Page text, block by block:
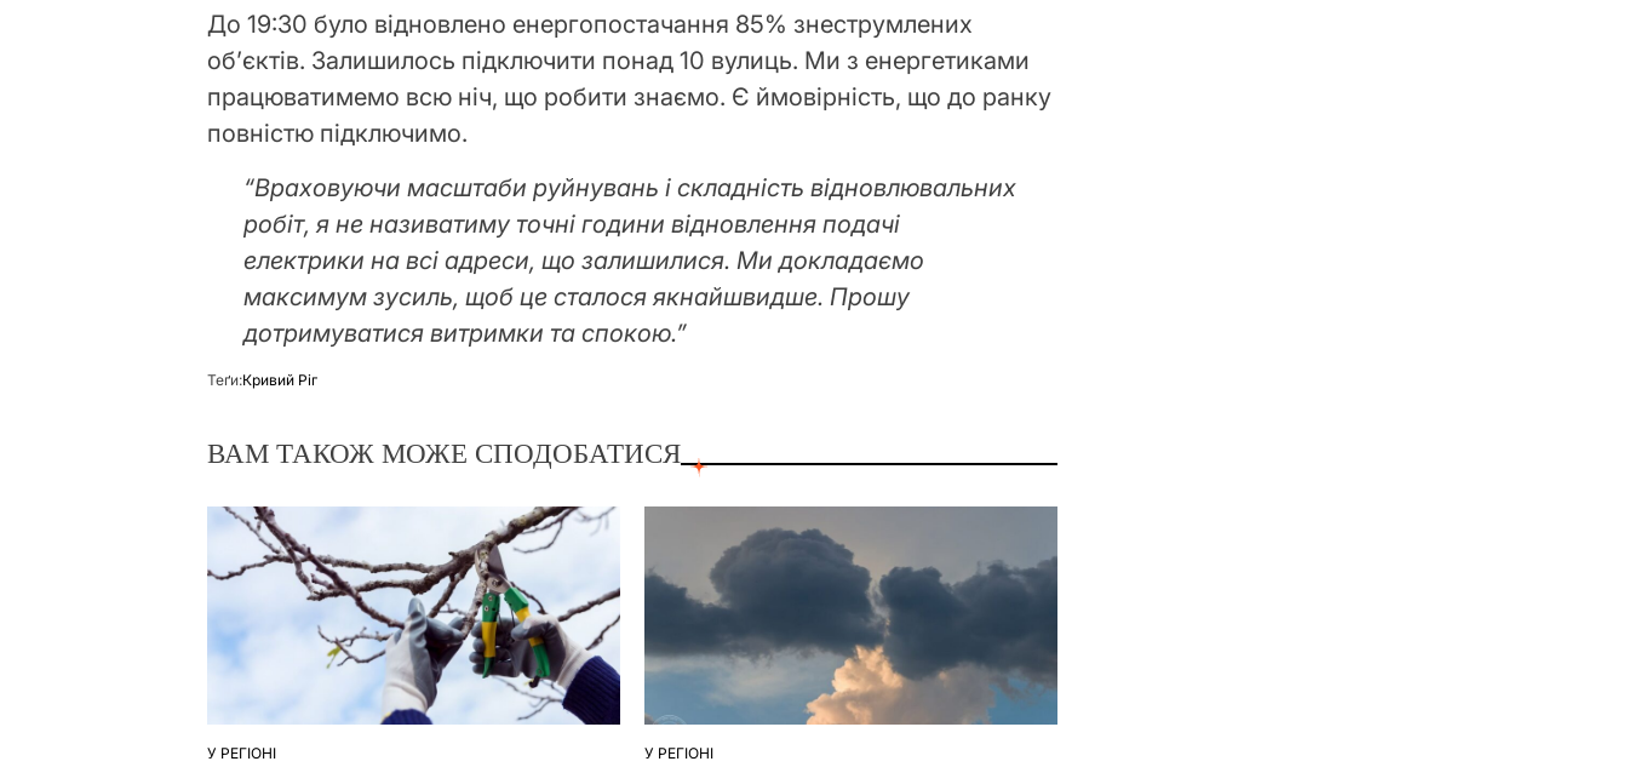
До 19:30 було відновлено енергопостачання 85% знеструмлених
об’єктів. Залишилось підключити понад 10 вулиць. Ми з енергетиками
працюватимемо всю ніч, що робити знаємо. Є ймовірність, що до ранку
повністю підключимо.
“Враховуючи масштаби руйнувань і складність відновлювальних
робіт, я не називатиму точні години відновлення подачі
електрики на всі адреси, що залишилися. Ми докладаємо
максимум зусиль, щоб це сталося якнайшвидше. Прошу
дотримуватися витримки та спокою.”
Теґи:Кривий Ріг
ВАМ ТАКОЖ МОЖЕ СПОДОБАТИСЯ
ОПУБЛІКУВАТИ
У РЕГІОНІ
ОПУБЛІКУВАТИ
У РЕГІОНІ